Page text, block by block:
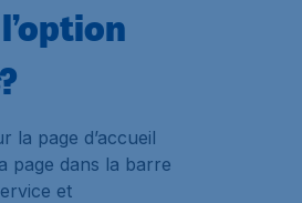
la page d’accueil
page dans la barre
et